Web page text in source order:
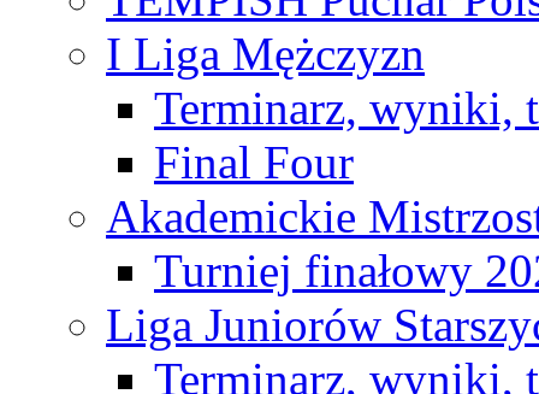
I Liga Mężczyzn
Terminarz, wyniki,
Final Four
Akademickie
Turniej finałowy
Liga Juniorów
Terminarz, wyniki,